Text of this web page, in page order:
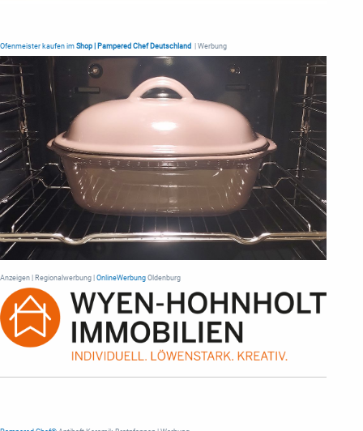
Ofenmeister kaufen im Shop | Pampered Chef Deutschland | Werbung
Anzeigen | Regionalwerbung | OnlineWerbung Oldenburg